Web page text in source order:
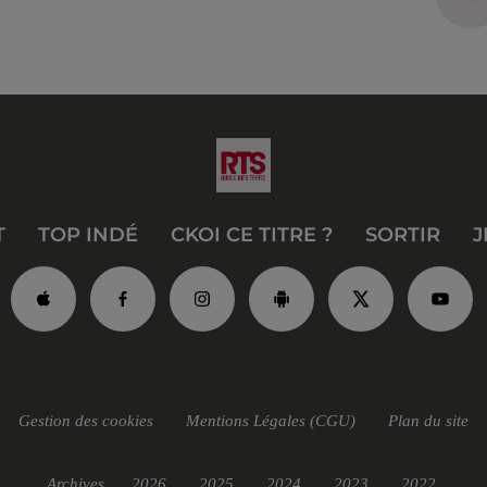
TOP INDÉ CKOI CE TITRE ? SORTIR
Gestion des cookies Mentions Légales (CGU) Plan du site